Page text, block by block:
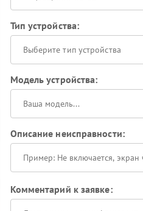
Тип устройства:
Выберите тип устройства
Модель устройства:
Описание неисправности:
Комментарий к заявке: